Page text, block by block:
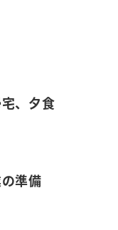
、夕食
準備